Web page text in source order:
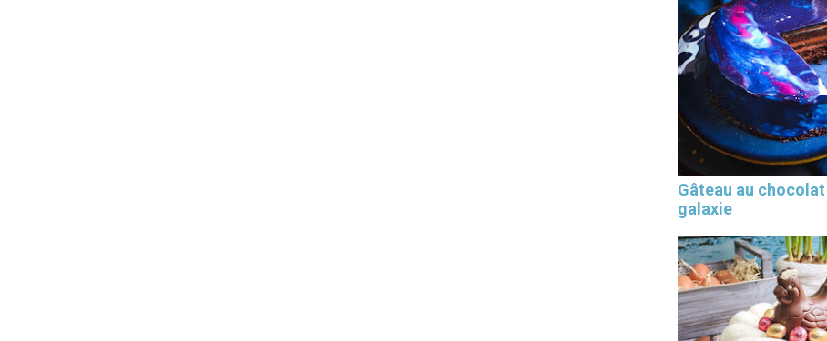
Gâteau au chocolat
galaxie